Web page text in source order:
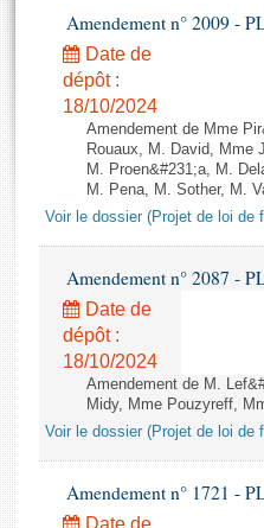
Propositions de loi
Amendements
Textes adoptés
Rapports d'information
Rapports d'enquête
Rapports législatifs
Dossiers législatifs
Budget et sécurité sociale
Questions écrites et orales
Comptes rendus des débats
Histoire
Juniors
Anciennes législatures
Liens vers les sites
Photos libres de droit
Amendement n° 2009 -
Date de
dépôt :
18/10/2024
Amendement de Mme
Rouaux, M. David, Mme
M. Proen&#231;a, M.
M. Pena, M. Sother, M.
Voir le dossier (Projet de loi de
Amendement n° 2087 -
Date de
dépôt :
18/10/2024
Amendement de M.
Midy, Mme Pouzyreff,
Voir le dossier (Projet de loi de
Amendement n° 1721 -
Date de